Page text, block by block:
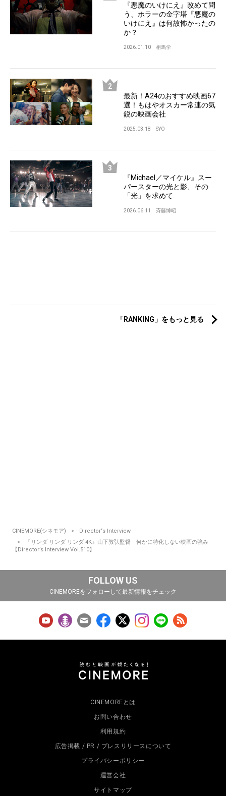
『悪魔のいけにえ』改めて問
う、ホラーの金字塔『悪魔の
いけにえ』は何故怖かったの
か？
2026.01.10 相馬学
最新！A24のおすすめ映画67
選！もはやオスカー常連の気
鋭の映画会社
2025.03.18 SYO
『Michael／マイケル』スー
パースターの光と影、その
「光」を求めて
2026.06.11 斉藤博昭
「RANKING」をもっと見る
CINEMORE(シネモア)
Director‘s Interview
『リンダ リンダ リンダ 4K』山下敦弘監督 何かに特化しない映画の強み
【Director’s Interview Vol.510】
FOLLOW US
CINEMOREをフォローして最新情報をチェック
CINEMOREとは
お問い合わせ
利用規約
広告掲載 / PR / プレスリリースについて
プライバシーポリシー
運営会社
サイトマップ